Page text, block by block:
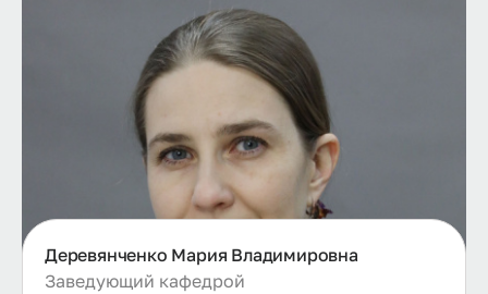
Деревянченко Мария Владимировна
Заведующий кафедрой